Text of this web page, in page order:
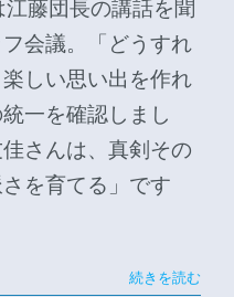
長の講話を聞
会議。「どうすれ
しい思い出を作れ
一を確認しまし
さんは、真剣その
を育てる」です
続きを読む